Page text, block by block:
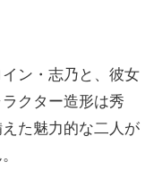
ン・志乃と、彼女
クター造形は秀
た魅力的な二人が